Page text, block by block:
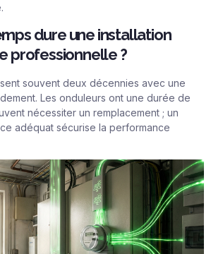
dure une installation
professionnelle ?
souvent deux décennies avec une
Les onduleurs ont une durée de
nécessiter un remplacement ; un
adéquat sécurise la performance